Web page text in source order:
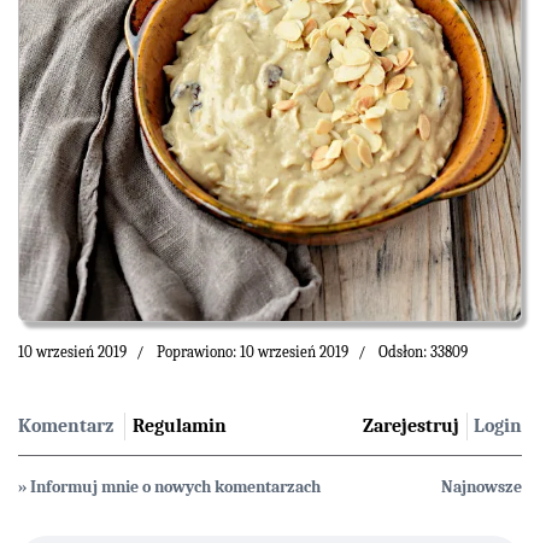
10 wrzesień 2019 Poprawiono: 10 wrzesień 2019 Odsłon: 33809
Komentarz Regulamin Login
Zarejestruj
» Informuj mnie o nowych komentarzach Najnowsze